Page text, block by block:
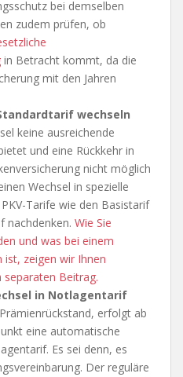
bei demselben
zudem prüfen, ob
in Betracht kommt, da die
mit den Jahren
wechseln
keine ausreichende
und eine Rückkehr in
nicht möglich
Wechsel in spezielle
Tarife wie den Basistarif
nachdenken. Wie Sie
und was bei einem
ist, zeigen wir Ihnen
separaten Beitrag.
in Notlagentarif
erfolgt ab
eine automatische
Es sei denn, es
Der reguläre